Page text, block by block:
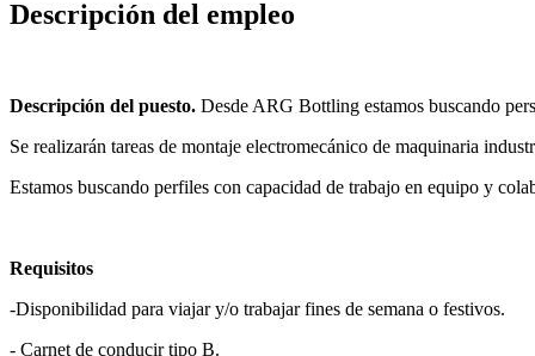
Descripción del empleo
Descripción del puesto. Desde ARG Bottling estamos buscando
Se realizarán tareas de montaje electromecánico de maquinaria
Estamos buscando perfiles con capacidad de trabajo en equipo y
Requisitos
-Disponibilidad para viajar y/o trabajar fines de semana o festivos.
- Carnet de conducir tipo B.